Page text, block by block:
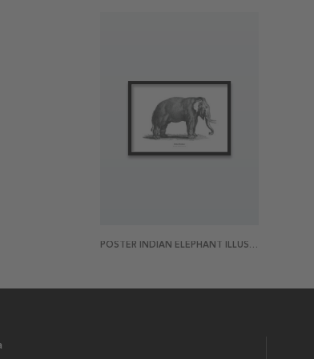
POSTER INDIAN ELEPHANT ILLUSTRATION